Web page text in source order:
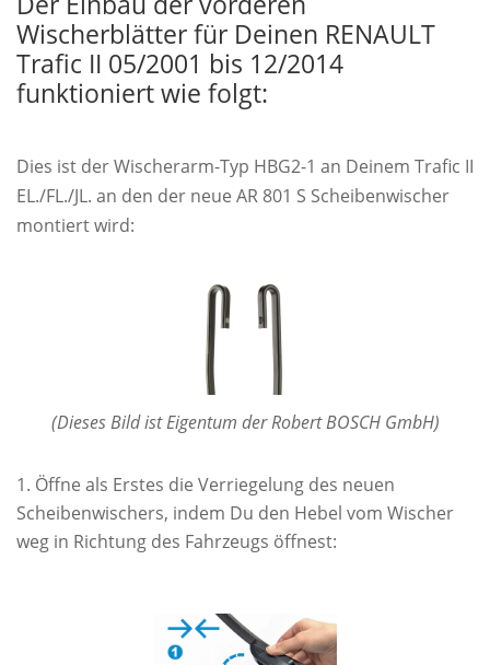
Wischerblätter für Deinen RENAULT
Trafic II 05/2001 bis 12/2014
funktioniert wie folgt:
Dies ist der Wischerarm-Typ HBG2-1 an Deinem Trafic II
EL./FL./JL. an den der neue AR 801 S Scheibenwischer
montiert wird:
(Dieses Bild ist Eigentum der Robert BOSCH GmbH)
Öffne als Erstes die Verriegelung des neuen
Scheibenwischers, indem Du den Hebel vom Wischer
weg in Richtung des Fahrzeugs öffnest: